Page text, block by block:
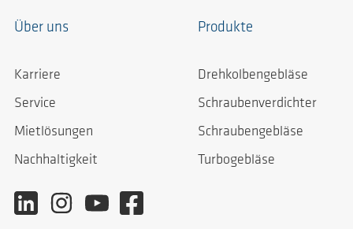
Über uns
Karriere
Service
Mietlösungen
Nachhaltigkeit
Produkte
Drehkolbengebläse
Schraubenverdichter
Schraubengebläse
Turbogebläse